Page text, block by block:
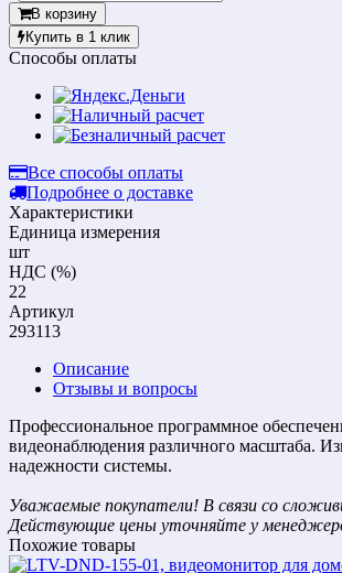
В корзину
Купить в 1 клик
Способы оплаты
Все способы оплаты
Подробнее о доставке
Характеристики
Единица измерения
шт
НДС (%)
22
Артикул
293113
Описание
Отзывы и вопросы
Профессиональное программное
видеонаблюдения различного масштаба.
надежности системы.
Уважаемые покупатели! В связи со
Действующие цены уточняйте у
Похожие товары